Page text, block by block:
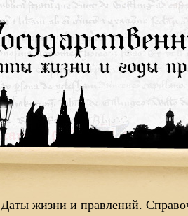
Даты жизни и правлений.